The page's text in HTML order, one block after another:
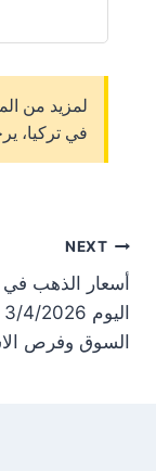
لمزيد من
في تركيا،
NEXT
أسعار الذهب في
السوق وفرص